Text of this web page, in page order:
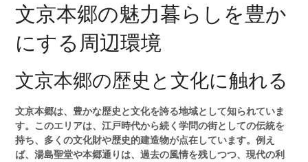
文京本郷の魅力暮らしを豊か
にする周辺環境
文京本郷の歴史と文化に触れる
文京本郷は、豊かな歴史と文化を誇る地域として知られていま
す。このエリアは、江戸時代から続く学問の街としての伝統を
持ち、多くの文化財や歴史的建造物が点在しています。例え
ば、湯島聖堂や本郷通りは、過去の風情を残しつつ、現代の利